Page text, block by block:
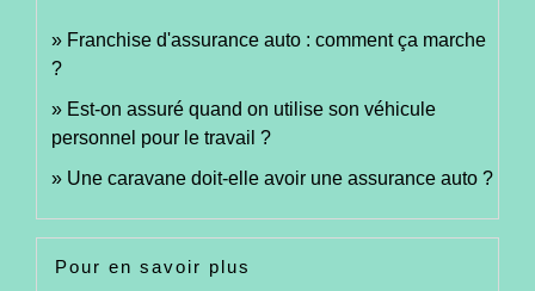
Franchise d'assurance auto : comment ça marche
?
Est-on assuré quand on utilise son véhicule
personnel pour le travail ?
Une caravane doit-elle avoir une assurance auto ?
Pour en savoir plus